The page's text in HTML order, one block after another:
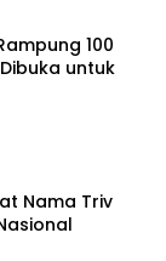
100
untuk
Nama Triv